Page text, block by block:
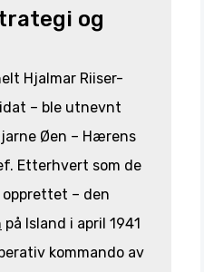
og
Hjalmar Riiser-
– ble utnevnt
Øen – Hærens
Etterhvert som de
opprettet – den
på Island i april 1941
kommando av